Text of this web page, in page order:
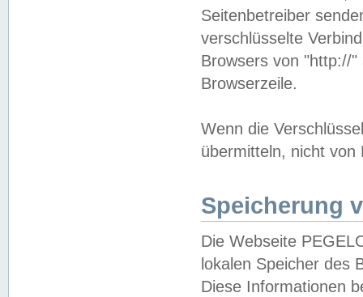
Seitenbetreiber
verschlüsselte
Browsers von "http://
Browserzeile.
Wenn die
übermitteln, nicht von
Speicherung
Die Webseite
lokalen Speicher des
Diese Informationen